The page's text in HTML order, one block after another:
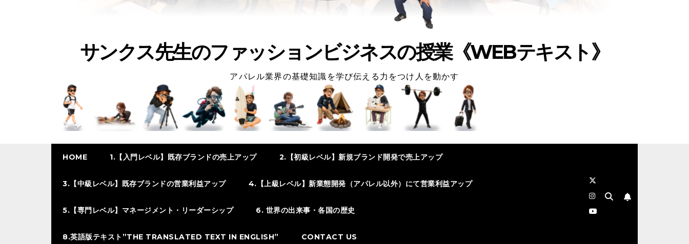
サンクス先生のファッションビジネスの授業《WEBテキスト》
アパレル業界の基礎知識を学び伝える力をつけ人を動かす
HOME 1.【入門レベル】既存ブランドの売上アップ 2.【初級レベル】新規ブランド開発で売上アップ
3.【中級レベル】既存ブランドの営業利益アップ 4.【上級レベル】新業態開発（アパレル以外）にて営業利益アップ
5.【専門レベル】マネージメント・リーダーシップ 6. 世界の出来事・各国の歴史
8.英語版テキスト”THE TRANSLATED TEXT IN ENGLISH” CONTACT US